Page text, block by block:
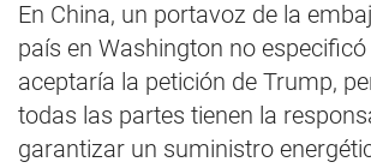
En China, un portavoz de la
país en Washington no especificó
aceptaría la petición de Trump,
todas las partes tienen la
garantizar un suministro